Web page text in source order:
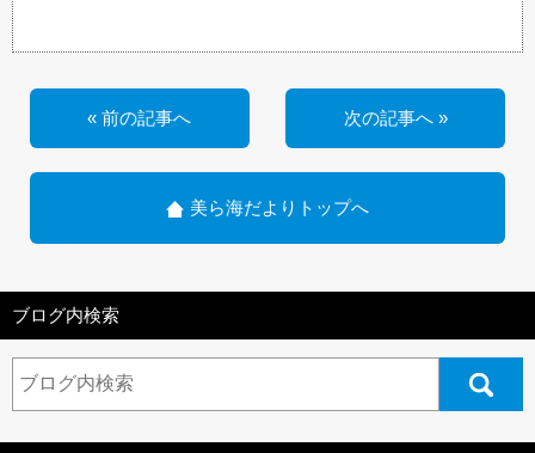
« 前の記事へ 次の記事へ »
美ら海だよりトップへ
ブログ内検索